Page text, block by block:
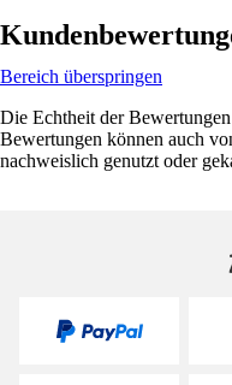
Bereich überspringen
Die Echtheit der
Bewertungen können auch
nachweislich genutzt oder